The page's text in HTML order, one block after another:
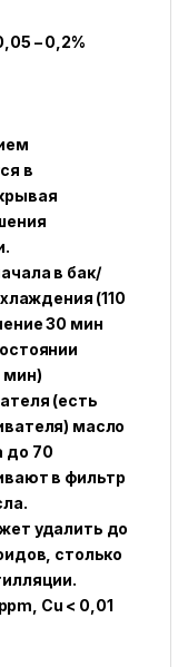
– 0,2%
в
в бак/
(110
30 мин
мин)
(есть
масло
до 70
в фильтр
удалить до
столько
Cu < 0,01